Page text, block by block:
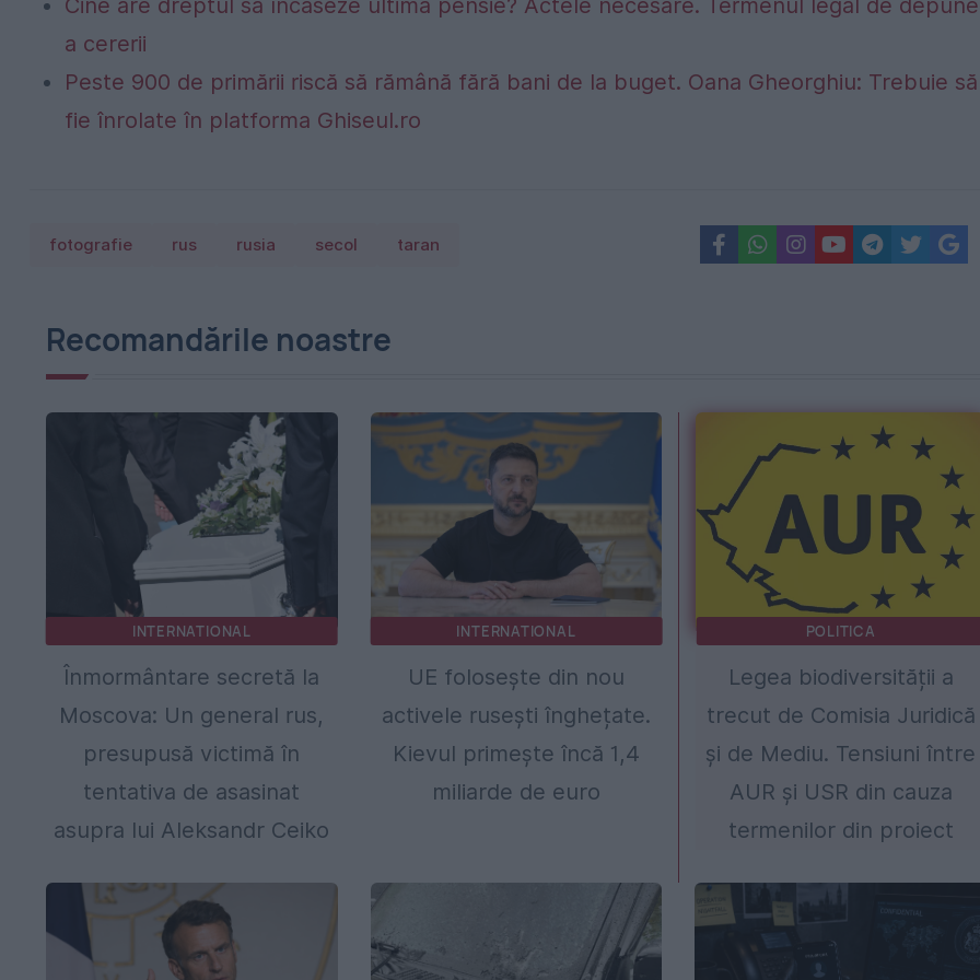
a cererii
Peste 900 de primării riscă să rămână fără bani de la buget. Oana Gheorghiu: Trebuie să
fie înrolate în platforma Ghiseul.ro
fotografie rus rusia secol taran
Recomandările noastre
INTERNATIONAL
Înmormântare secretă la
Moscova: Un general rus,
presupusă victimă în
tentativa de asasinat
asupra lui Aleksandr Ceiko
INTERNATIONAL
UE folosește din nou
activele rusești înghețate.
Kievul primește încă 1,4
miliarde de euro
POLITICA
Legea biodiversității a
trecut de Comisia Juridică
și de Mediu. Tensiuni între
AUR și USR din cauza
termenilor din proiect